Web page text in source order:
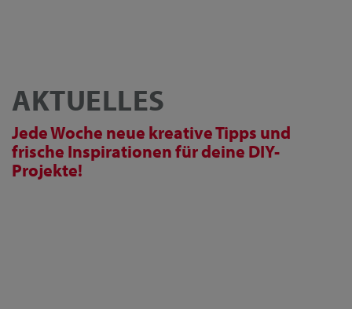
AKTUELLES
Jede Woche neue kreative Tipps und
frische Inspirationen für deine DIY-
Projekte!